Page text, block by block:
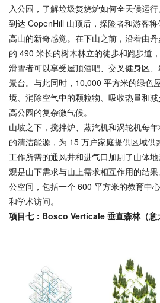
入公园，了解垃圾焚烧炉如何全天候运行
到达 CopenHill 山顶后，探险者和游客
高山的新奇感觉。在下山之前，沿着由
的 490 米长的树木林立的徒步和跑步道
滑雪者可以享受屋顶酒吧、交叉健身区
景台。与此同时，10,000 平方米的绿色
境、消除空气中的颗粒物、吸收热量和
高公园的复杂微气候。
山坡之下，搅拌炉、蒸汽机和涡轮机每
的清洁能源，为 15 万户家庭提供区域供
工作所需的通风井和进气口加剧了山体
观是山下需求与山上需求相互作用的结
公空间，包括一个 600 平方米的教育中
和学术访问。
项目七：Bosco Verticale 垂直森林（意